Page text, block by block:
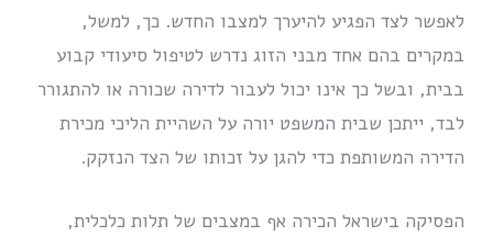
לאפשר לצד הפגיע להיערך למצבו החדש. כך, למשל,
במקרים בהם אחד מבני הזוג נדרש לטיפול סיעודי קבוע
בבית, ובשל כך אינו יכול לעבור לדירה שכורה או להתגורר
לבד, ייתכן שבית המשפט יורה על השהיית הליכי מכירת
הדירה המשותפת כדי להגן על זכותו של הצד הנזקק.
הפסיקה בישראל הכירה אף במצבים של תלות כלכלית,